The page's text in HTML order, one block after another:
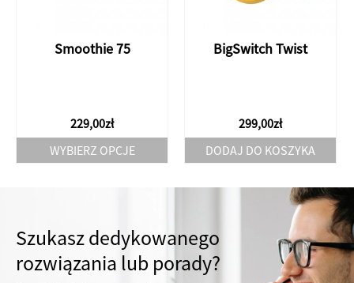
Smoothie 75
229,00zł
WYBIERZ OPCJE
wiele
wariantów.
Opcje
BigSwitch Twist
299,00zł
DODAJ DO KOSZYKA
Szukasz dedykowanego
rozwiązania lub porady?